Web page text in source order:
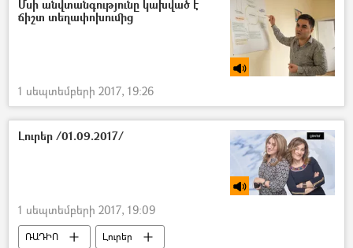
Մսի անվտանգությունը կախված է
ճիշտ տեղափոխումից
1 սեպտեմբերի 2017, 19:26
Լուրեր /01.09.2017/
1 սեպտեմբերի 2017, 19:09
ՌԱԴԻՈ Լուրեր